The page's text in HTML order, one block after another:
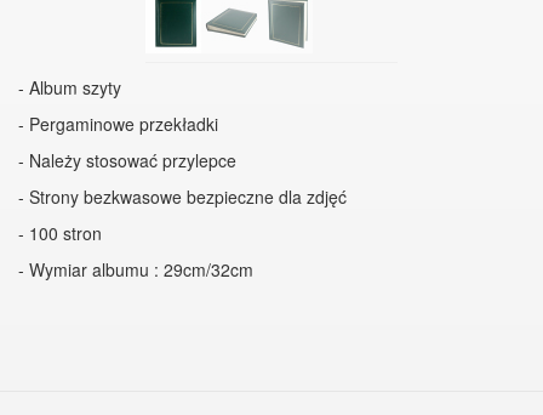
- Album szyty
- Pergaminowe przekładki
- Należy stosować przylepce
- Strony bezkwasowe bezpieczne dla zdjęć
- 100 stron
- Wymiar albumu : 29cm/32cm